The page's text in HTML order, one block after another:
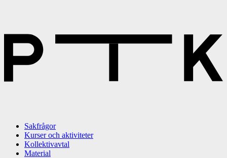
Sakfrågor
Kurser och aktiviteter
Kollektivavtal
Material